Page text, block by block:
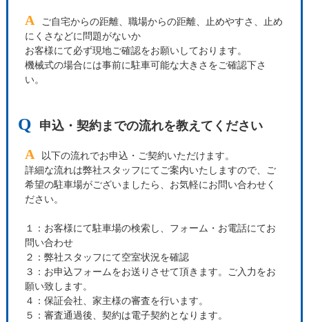
A
ご自宅からの距離、職場からの距離、止めやすさ、止め
にくさなどに問題がないか
お客様にて必ず現地ご確認をお願いしております。
機械式の場合には事前に駐車可能な大きさをご確認下さ
い。
Q 申込・契約までの流れを教えてください
A
以下の流れでお申込・ご契約いただけます。
詳細な流れは弊社スタッフにてご案内いたしますので、ご
希望の駐車場がございましたら、お気軽にお問い合わせく
ださい。
１：お客様にて駐車場の検索し、フォーム・お電話にてお
問い合わせ
２：弊社スタッフにて空室状況を確認
３：お申込フォームをお送りさせて頂きます。ご入力をお
願い致します。
４：保証会社、家主様の審査を行います。
５：審査通過後、契約は電子契約となります。